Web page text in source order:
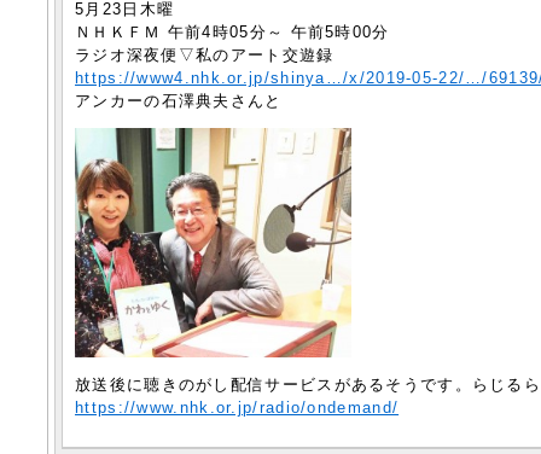
5月23日木曜
ＮＨＫＦＭ 午前4時05分～ 午前5時00分
ラジオ深夜便▽私のアート交遊録
https://www4.nhk.or.jp/shinya…/x/2019-05-22/…/
アンカーの石澤典夫さんと
放送後に聴きのがし配信サービスがあるそうです。らじる
https://www.nhk.or.jp/radio/ondemand/